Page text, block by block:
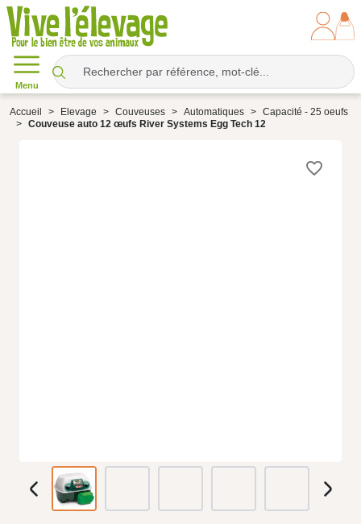
Menu
Accueil Elevage Couveuses Automatiques
Capacité - 25 oeufs
Couveuse auto 12 œufs River Systems Egg Tech 12
favorite_border